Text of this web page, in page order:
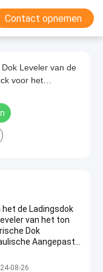
Contact opnemen
Leveler van de
voor het
het de Ladingsdok
van het ton
Dok
Aangepaste
dok leveler
08-26